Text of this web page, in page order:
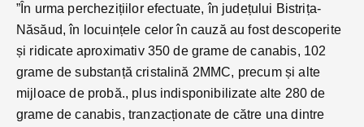
”În urma perchezițiilor efectuate, în județului Bistrița-
Năsăud, în locuințele celor în cauză au fost descoperite
și ridicate aproximativ 350 de grame de canabis, 102
grame de substanță cristalină 2MMC, precum și alte
mijloace de probă., plus indisponibilizate alte 280 de
grame de canabis, tranzacționate de către una dintre